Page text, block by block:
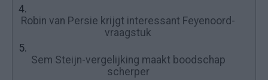
4.
Robin van Persie krijgt interessant Feyenoord-
vraagstuk
5.
Sem Steijn-vergelijking maakt boodschap
scherper